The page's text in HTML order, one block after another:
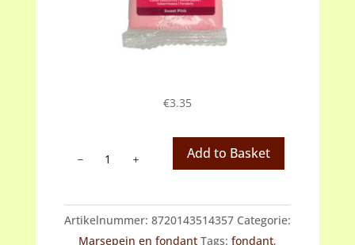
€3.35
pink)
aantal
Add to Basket
Artikelnummer: 8720143514357 Categorie:
Marsepein en fondant Tags: fondant,